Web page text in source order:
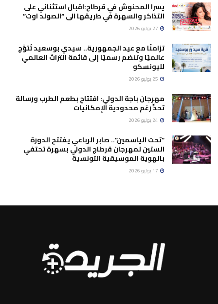
يسرا المحنوش في قرطاج:اقبال استثنائي على
التذاكر والسهرة في طريقها الى “الصولد اوت”
تزامنًا مع عيد الجمهورية.. سيدي بوسعيد تُتوَّج
عالميًا وتنضم رسميًا إلى قائمة التراث العالمي
لليونسكو
مهرجان باجة الدولي: افتتاح بطعم الطرب ورسالة
تحدٍّ رغم محدودية الإمكانيات
“تحت الياسمين”.. صابر الرباعي يفتتح الدورة
الستين لمهرجان قرطاج الدولي بسهرة تحتفي
بالهوية الموسيقية التونسية